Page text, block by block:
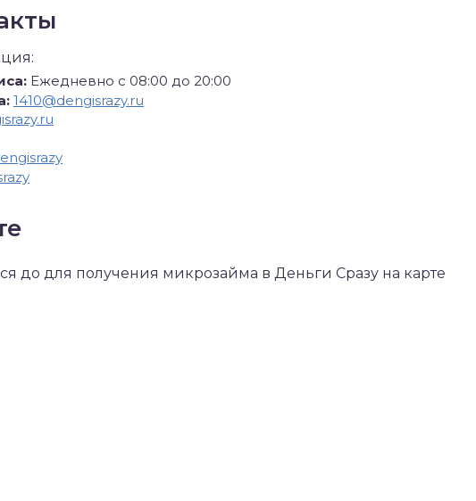
Ежедневно с 08:00 до 20:00
1410@dengisrazy.ru
до для получения микрозайма в Деньги Сразу на карте